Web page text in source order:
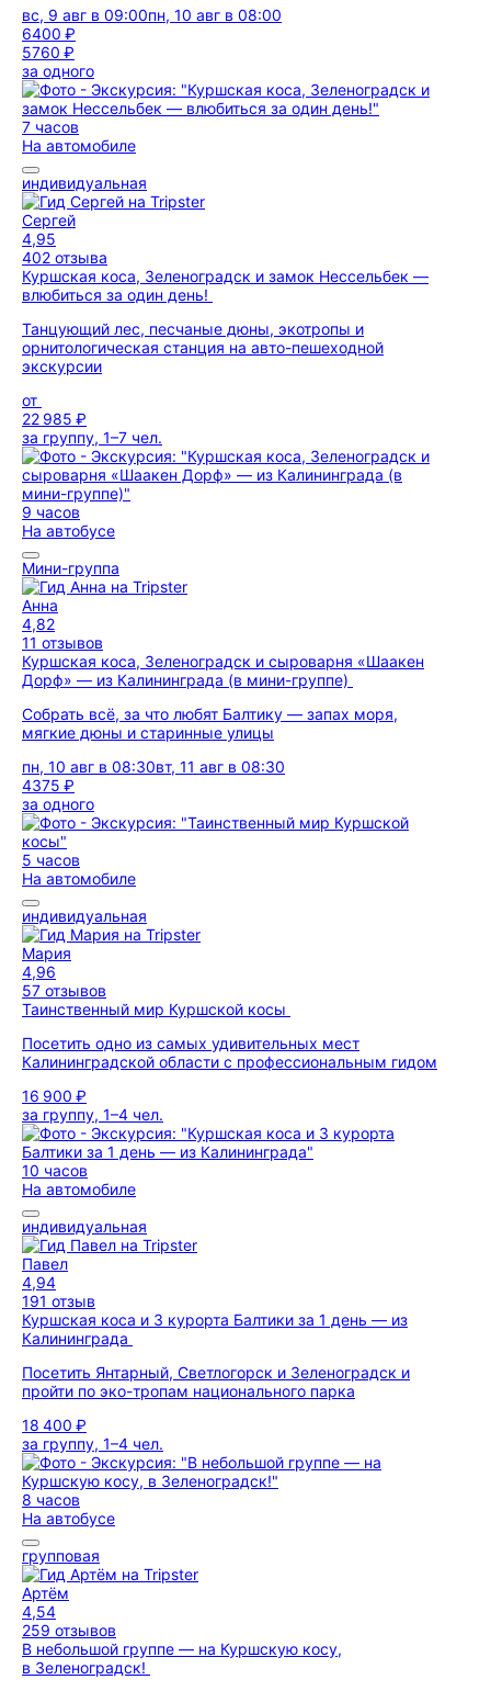
вс, 9 авг в 09:00пн, 10 авг в 08:00
6400 ₽
5760 ₽
за одного
7 часов
На автомобиле
индивидуальная
Сергей
4,95
402 отзыва
Куршская коса, Зеленоградск и замок Нессельбек —
влюбиться за один день!
Танцующий лес, песчаные дюны, экотропы и
орнитологическая станция на авто-пешеходной
экскурсии
от
22 985 ₽
за группу, 1–7 чел.
9 часов
На автобусе
Мини-группа
Анна
4,82
11 отзывов
Куршская коса, Зеленоградск и сыроварня «Шаакен
Дорф» — из Калининграда (в мини-группе)
Собрать всё, за что любят Балтику — запах моря,
мягкие дюны и старинные улицы
пн, 10 авг в 08:30вт, 11 авг в 08:30
4375 ₽
за одного
5 часов
На автомобиле
индивидуальная
Мария
4,96
57 отзывов
Таинственный мир Куршской косы
Посетить одно из самых удивительных мест
Калининградской области с профессиональным гидом
16 900 ₽
за группу, 1–4 чел.
10 часов
На автомобиле
индивидуальная
Павел
4,94
191 отзыв
Куршская коса и 3 курорта Балтики за 1 день — из
Калининграда
Посетить Янтарный, Светлогорск и Зеленоградск и
пройти по эко-тропам национального парка
18 400 ₽
за группу, 1–4 чел.
8 часов
На автобусе
групповая
Артём
4,54
259 отзывов
В небольшой группе — на Куршскую косу,
в Зеленоградск!